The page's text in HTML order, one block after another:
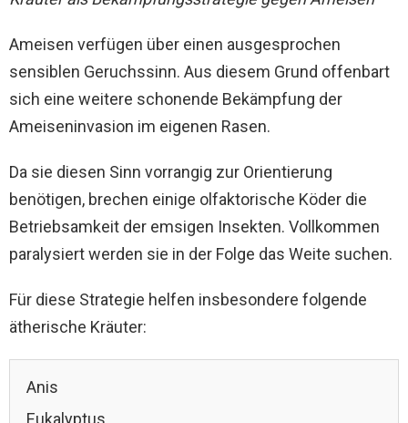
Ameisen verfügen über einen ausgesprochen
sensiblen Geruchssinn. Aus diesem Grund offenbart
sich eine weitere schonende Bekämpfung der
Ameiseninvasion im eigenen Rasen.
Da sie diesen Sinn vorrangig zur Orientierung
benötigen, brechen einige olfaktorische Köder die
Betriebsamkeit der emsigen Insekten. Vollkommen
paralysiert werden sie in der Folge das Weite suchen.
Für diese Strategie helfen insbesondere folgende
ätherische Kräuter:
Anis
Eukalyptus